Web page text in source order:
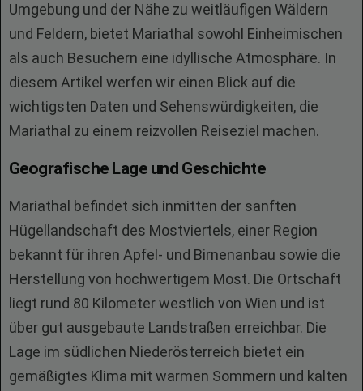
Umgebung und der Nähe zu weitläufigen Wäldern
und Feldern, bietet Mariathal sowohl Einheimischen
als auch Besuchern eine idyllische Atmosphäre. In
diesem Artikel werfen wir einen Blick auf die
wichtigsten Daten und Sehenswürdigkeiten, die
Mariathal zu einem reizvollen Reiseziel machen.
Geografische Lage und Geschichte
Mariathal befindet sich inmitten der sanften
Hügellandschaft des Mostviertels, einer Region
bekannt für ihren Apfel- und Birnenanbau sowie die
Herstellung von hochwertigem Most. Die Ortschaft
liegt rund 80 Kilometer westlich von Wien und ist
über gut ausgebaute Landstraßen erreichbar. Die
Lage im südlichen Niederösterreich bietet ein
gemäßigtes Klima mit warmen Sommern und kalten